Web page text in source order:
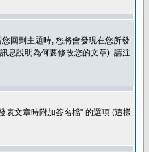
回到主題時, 您將會發現在您所發
息說明為何要修改您的文章). 請注
表文章時附加簽名檔" 的選項 (這樣